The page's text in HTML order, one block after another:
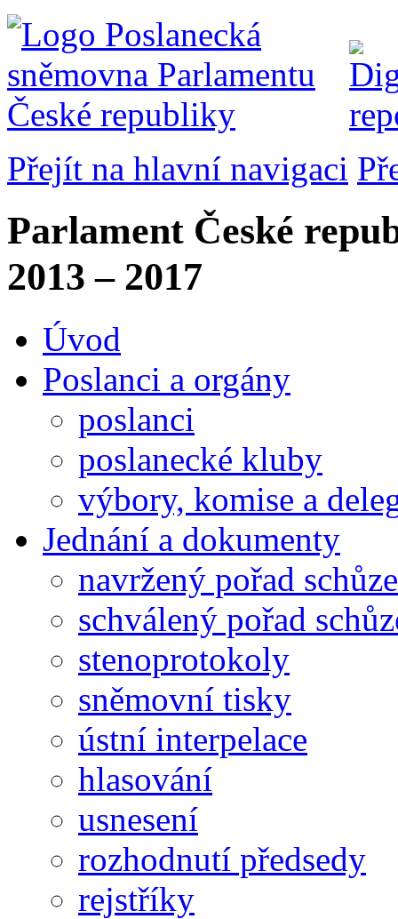
Přejít na hlavní navigaci
Parlament České
2013 – 2017
Úvod
Poslanci a orgány
poslanci
poslanecké kluby
výbory, komise a
Jednání a dokumenty
navržený pořad schůze
schválený pořad
stenoprotokoly
sněmovní tisky
ústní interpelace
hlasování
usnesení
rozhodnutí předsedy
rejstříky